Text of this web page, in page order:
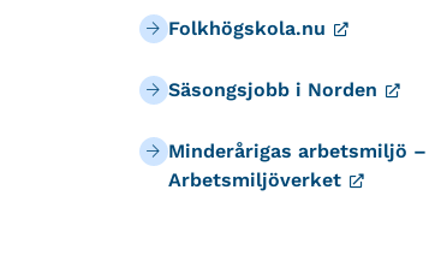
Folkhögskola.nu
Säsongsjobb i Norden
Minderårigas arbetsmiljö –
Arbetsmiljöverket